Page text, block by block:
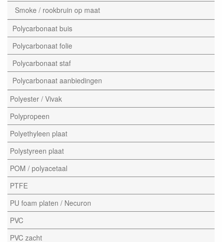
Smoke / rookbruin op maat
Polycarbonaat buis
Polycarbonaat folie
Polycarbonaat staf
Polycarbonaat aanbiedingen
Polyester / Vivak
Polypropeen
Polyethyleen plaat
Polystyreen plaat
POM / polyacetaal
PTFE
PU foam platen / Necuron
PVC
PVC zacht